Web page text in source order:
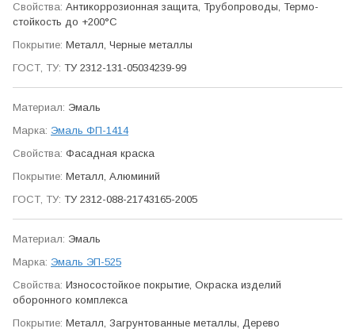
Антикор­розионная защита, Трубо­проводы, Термо­
стойкость до +200°С
Металл, Черные металлы
ТУ 2312-131-05034239-99
Эмаль
Эмаль ФП-1414
Фасадная краска
Металл, Алюминий
ТУ 2312-088-21743165-2005
Эмаль
Эмаль ЭП-525
Износо­стойкое покрытие, Окраска изделий
оборонного ком­плекса
Металл, Загрунтованные металлы, Дерево